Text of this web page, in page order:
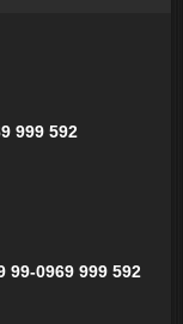
999 592
99-0969 999 592